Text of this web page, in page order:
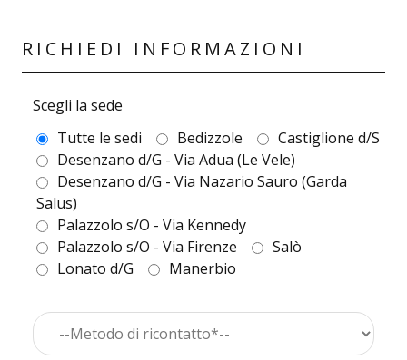
RICHIEDI INFORMAZIONI
Scegli la sede
Tutte le sedi
Bedizzole
Castiglione d/S
Desenzano d/G - Via Adua (Le Vele)
Desenzano d/G - Via Nazario Sauro (Garda
Salus)
Palazzolo s/O - Via Kennedy
Palazzolo s/O - Via Firenze
Salò
Lonato d/G
Manerbio